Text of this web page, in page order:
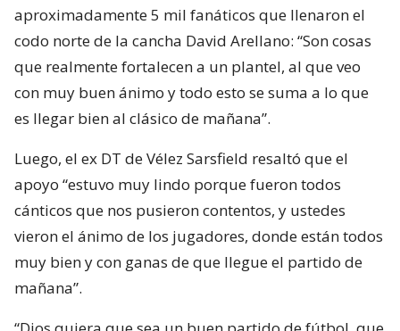
aproximadamente 5 mil fanáticos que llenaron el
codo norte de la cancha David Arellano: “Son cosas
que realmente fortalecen a un plantel, al que veo
con muy buen ánimo y todo esto se suma a lo que
es llegar bien al clásico de mañana”.
Luego, el ex DT de Vélez Sarsfield resaltó que el
apoyo “estuvo muy lindo porque fueron todos
cánticos que nos pusieron contentos, y ustedes
vieron el ánimo de los jugadores, donde están todos
muy bien y con ganas de que llegue el partido de
mañana”.